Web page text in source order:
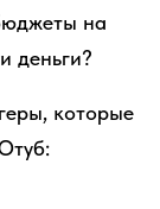
на
деньги?
которые